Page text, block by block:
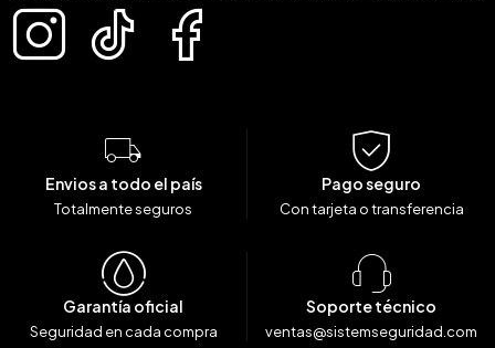
Envios a todo el país
Totalmente seguros
Pago seguro
Con tarjeta o transferencia
Garantía oficial
Seguridad en cada compra
Soporte técnico
ventas@sistemseguridad.com